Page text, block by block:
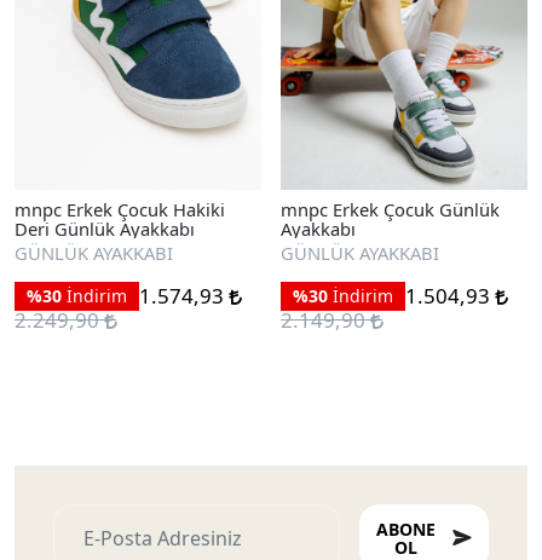
mnpc Erkek Çocuk Hakiki
Deri Günlük Ayakkabı
GÜNLÜK AYAKKABI
%30 İndirim
1.574,93
2.249,90
mnpc Erkek Çocuk Günlük
Ayakkabı
GÜNLÜK AYAKKABI
%30 İndirim
1.504,93
2.149,90
ABONE
OL